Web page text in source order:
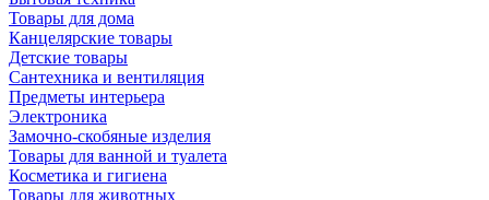
Товары для дома
Канцелярские товары
Детские товары
Сантехника и вентиляция
Предметы интерьера
Электроника
Замочно-скобяные изделия
Товары для ванной и туалета
Косметика и гигиена
Товары для животных